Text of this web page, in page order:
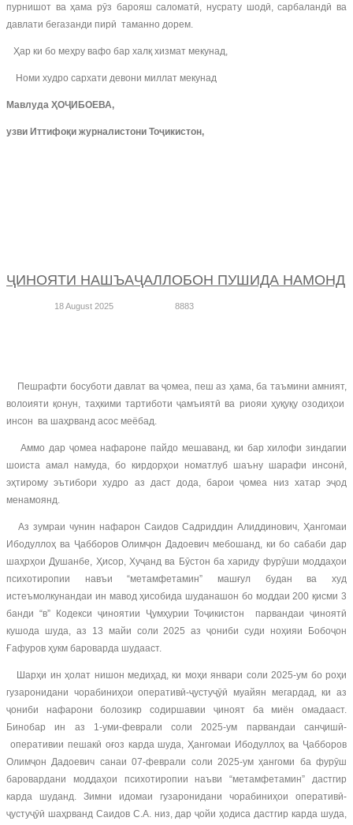
пурнишот ва ҳама рӯз барояш саломатӣ, нусрату шодӣ, сарбаландӣ ва
давлати бегазанди пирӣ таманно дорем.
Ҳар ки бо меҳру вафо бар халқ хизмат мекунад,
Номи худро сархати девони миллат мекунад
Мавлуда ҲОҶИБОЕВА,
узви Иттифоқи журналистони Тоҷикистон,
ҶИНОЯТИ НАШЪАҶАЛЛОБОН ПУШИДА НАМОНД
18 August 2025 8883
Пешрафти босуботи давлат ва ҷомеа, пеш аз ҳама, ба таъмини амният,
волоияти қонун, таҳкими тартиботи ҷамъиятӣ ва риояи ҳуқуқу озодиҳои
инсон ва шаҳрванд асос меёбад.
Аммо дар ҷомеа нафароне пайдо мешаванд, ки бар хилофи зиндагии
шоиста амал намуда, бо кирдорҳои номатлуб шаъну шарафи инсонӣ,
эҳтирому эътибори худро аз даст дода, барои ҷомеа низ хатар эҷод
менамоянд.
Аз зумраи чунин нафарон Саидов Садриддин Алиддинович, Ҳангомаи
Ибодуллоҳ ва Ҷабборов Олимҷон Дадоевич мебошанд, ки бо сабаби дар
шаҳрҳои Душанбе, Ҳисор, Хуҷанд ва Бӯстон ба хариду фурӯши моддаҳои
психотиропии навъи “метамфетамин” машғул будан ва худ
истеъмолкунандаи ин мавод ҳисобида шуданашон бо моддаи 200 қисми 3
банди “в” Кодекси ҷиноятии Ҷумҳурии Тоҷикистон парвандаи ҷиноятӣ
кушода шуда, аз 13 майи соли 2025 аз ҷониби суди ноҳияи Бобоҷон
Ғафуров ҳукм бароварда шудааст.
Шарҳи ин ҳолат нишон медиҳад, ки моҳи январи соли 2025-ум бо роҳи
гузаронидани чорабиниҳои оперативӣ-ҷустуҷӯӣ муайян мегардад, ки аз
ҷониби нафарони болозикр содиршавии ҷиноят ба миён омадааст.
Бинобар ин аз 1-уми-феврали соли 2025-ум парвандаи санҷишӣ-
оперативии пешакӣ оғоз карда шуда, Ҳангомаи Ибодуллоҳ ва Ҷабборов
Олимҷон Дадоевич санаи 07-феврали соли 2025-ум ҳангоми ба фурӯш
баровардани моддаҳои психотиропии наъви “метамфетамин” дастгир
карда шуданд. Зимни идомаи гузаронидани чорабиниҳои оперативӣ-
ҷустуҷӯӣ шаҳрванд Саидов С.А. низ, дар ҷойи ҳодиса дастгир карда шуда,